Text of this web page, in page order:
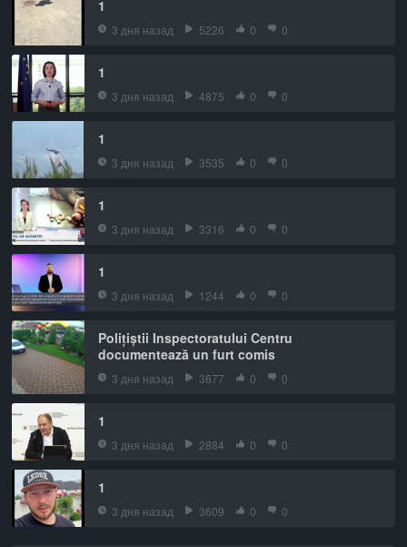
1
3 дня назад 5226 0 0
1
3 дня назад 4875 0 0
1
3 дня назад 3535 0 0
1
3 дня назад 3316 0 0
1
3 дня назад 1244 0 0
Polițiștii Inspectoratului Centru
documentează un furt comis
3 дня назад 3677 0 0
1
3 дня назад 2884 0 0
1
3 дня назад 3609 0 0